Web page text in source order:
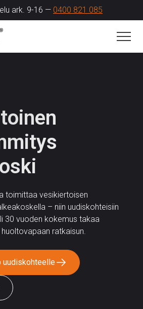
ark. 9-16 — 0400 821 085
toimittaa vesikiertoisen
– niin uudiskohteisiin
30 vuoden kokemus takaa
ratkaisun.
uudiskohteelle